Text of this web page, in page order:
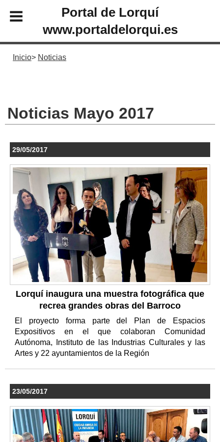
Portal de Lorquí
www.portaldelorqui.es
Inicio Noticias
Noticias Mayo 2017
29/05/2017
Lorquí inaugura una muestra fotográfica que
recrea grandes obras del Barroco
El proyecto forma parte del Plan de Espacios
Expositivos en el que colaboran Comunidad
Autónoma, Instituto de las Industrias Culturales y las
Artes y 22 ayuntamientos de la Región
23/05/2017